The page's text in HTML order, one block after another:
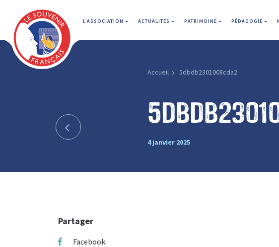
L'ASSOCIATION ACTUALITÉS PATRIMOINE PÉDAGOGIE
Accueil 5dbdb2301008cda2
4 janvier 2025
Partager
Facebook